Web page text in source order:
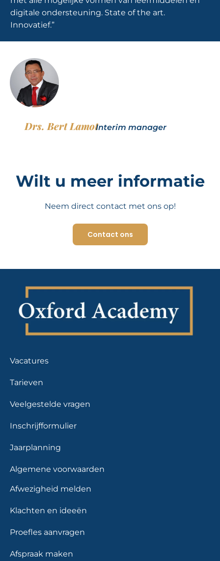
digitale ondersteuning. State of the art.
Innovatief.”
Drs. Bert LamotInterim manager
Wilt u meer informatie
Neem direct contact met ons op!
Contact ons
Vacatures
Tarieven
Veelgestelde vragen
Inschrijfformulier
Jaarplanning
Algemene voorwaarden
Afwezigheid melden
Klachten en ideeën
Proefles aanvragen
Afspraak maken